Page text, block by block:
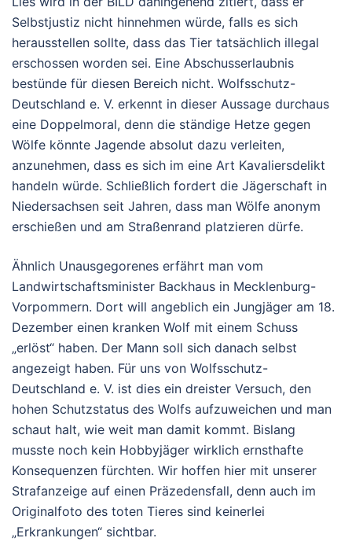
Selbstjustiz nicht hinnehmen würde, falls es sich
herausstellen sollte, dass das Tier tatsächlich illegal
erschossen worden sei. Eine Abschusserlaubnis
bestünde für diesen Bereich nicht. Wolfsschutz-
Deutschland e. V. erkennt in dieser Aussage durchaus
eine Doppelmoral, denn die ständige Hetze gegen
Wölfe könnte Jagende absolut dazu verleiten,
anzunehmen, dass es sich im eine Art Kavaliersdelikt
handeln würde. Schließlich fordert die Jägerschaft in
Niedersachsen seit Jahren, dass man Wölfe anonym
erschießen und am Straßenrand platzieren dürfe.
Ähnlich Unausgegorenes erfährt man vom
Landwirtschaftsminister Backhaus in Mecklenburg-
Vorpommern. Dort will angeblich ein Jungjäger am 18.
Dezember einen kranken Wolf mit einem Schuss
„erlöst“ haben. Der Mann soll sich danach selbst
angezeigt haben. Für uns von Wolfsschutz-
Deutschland e. V. ist dies ein dreister Versuch, den
hohen Schutzstatus des Wolfs aufzuweichen und man
schaut halt, wie weit man damit kommt. Bislang
musste noch kein Hobbyjäger wirklich ernsthafte
Konsequenzen fürchten. Wir hoffen hier mit unserer
Strafanzeige auf einen Präzedensfall, denn auch im
Originalfoto des toten Tieres sind keinerlei
„Erkrankungen“ sichtbar.